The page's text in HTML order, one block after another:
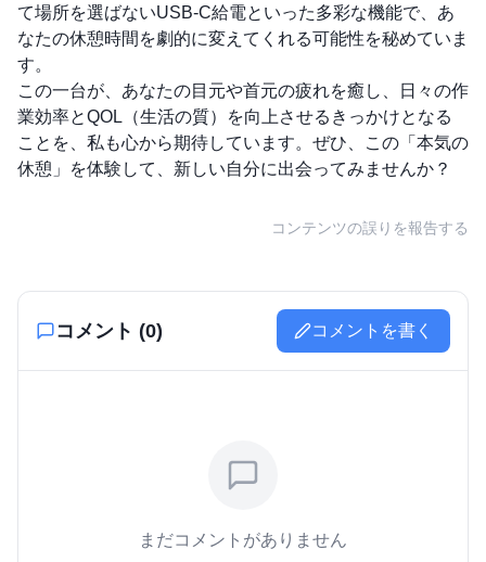
て場所を選ばないUSB-C給電といった多彩な機能で、あ
なたの休憩時間を劇的に変えてくれる可能性を秘めていま
す。
この一台が、あなたの目元や首元の疲れを癒し、日々の作
業効率とQOL（生活の質）を向上させるきっかけとなる
ことを、私も心から期待しています。ぜひ、この「本気の
休憩」を体験して、新しい自分に出会ってみませんか？
コンテンツの誤りを報告する
コメント (0) コメントを書く
まだコメントがありません